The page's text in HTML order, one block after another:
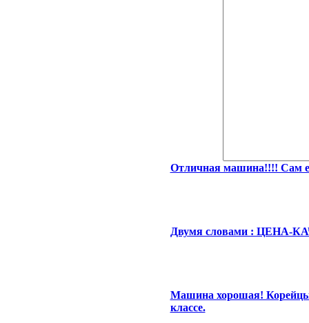
Отличная машина!!!! Сам
Двумя словами : ЦЕНА-
Машина хорошая! Корейцы
классе.